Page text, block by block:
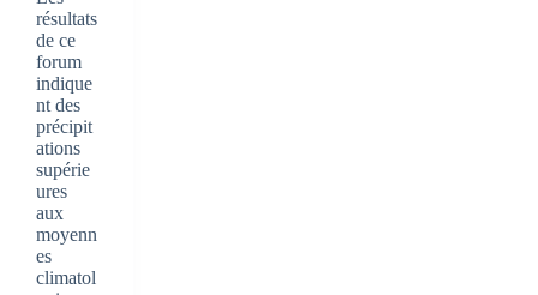
résultats
de ce
forum
indique
nt des
précipit
ations
supérie
ures
aux
moyenn
es
climatol